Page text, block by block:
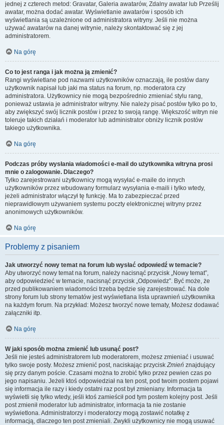
jednej z czterech metod: Gravatar, Galeria awatarów, Zdalny awatar lub Prześlij
awatar, można dodać awatar. Wyświetlanie awatarów i sposób ich
wyświetlania są uzależnione od administratora witryny. Jeśli nie można
używać awatarów na danej witrynie, należy skontaktować się z jej
administratorem.
Na górę
Co to jest ranga i jak można ją zmienić?
Rangi wyświetlane pod nazwami użytkowników oznaczają, ile postów dany
użytkownik napisał lub jaki ma status na forum, np. moderatora czy
administratora. Użytkownicy nie mogą bezpośrednio zmieniać stylu rang,
ponieważ ustawia je administrator witryny. Nie należy pisać postów tylko po to,
aby zwiększyć swój licznik postów i przez to swoją rangę. Większość witryn nie
toleruje takich działań i moderator lub administrator obniży licznik postów
takiego użytkownika.
Na górę
Podczas próby wysłania wiadomości e-mail do użytkownika witryna prosi
mnie o zalogowanie. Dlaczego?
Tylko zarejestrowani użytkownicy mogą wysyłać e-maile do innych
użytkowników przez wbudowany formularz wysyłania e-maili i tylko wtedy,
jeżeli administrator włączył tę funkcję. Ma to zabezpieczać przed
nieprawidłowym używaniem systemu poczty elektronicznej witryny przez
anonimowych użytkowników.
Na górę
Problemy z pisaniem
Jak utworzyć nowy temat na forum lub wysłać odpowiedź w temacie?
Aby utworzyć nowy temat na forum, należy nacisnąć przycisk „Nowy temat”,
aby odpowiedzieć w temacie, nacisnąć przycisk „Odpowiedz”. Być może, że
przed publikowaniem wiadomości trzeba będzie się zarejestrować. Na dole
strony forum lub strony tematów jest wyświetlana lista uprawnień użytkownika
na każdym forum. Na przykład: Możesz tworzyć nowe tematy, Możesz dodawać
załączniki itp.
Na górę
W jaki sposób można zmienić lub usunąć post?
Jeśli nie jesteś administratorem lub moderatorem, możesz zmieniać i usuwać
tylko swoje posty. Możesz zmienić post, naciskając przyciskZmień znajdujący
się przy danym poście. Czasami można to zrobić tylko przez pewien czas po
jego napisaniu. Jeżeli ktoś odpowiedział na ten post, pod twoim postem pojawi
się informacja ile razy i kiedy ostatni raz post był zmieniany. Informacja ta
wyświetli się tylko wtedy, jeśli ktoś zamieścił pod tym postem kolejny post. Jeśli
post zmienił moderator lub administrator, informacja ta nie zostanie
wyświetlona. Administratorzy i moderatorzy mogą zostawić notatkę z
informacją, dlaczego ten post zmieniali. Zwykli użytkownicy nie mogą usuwać